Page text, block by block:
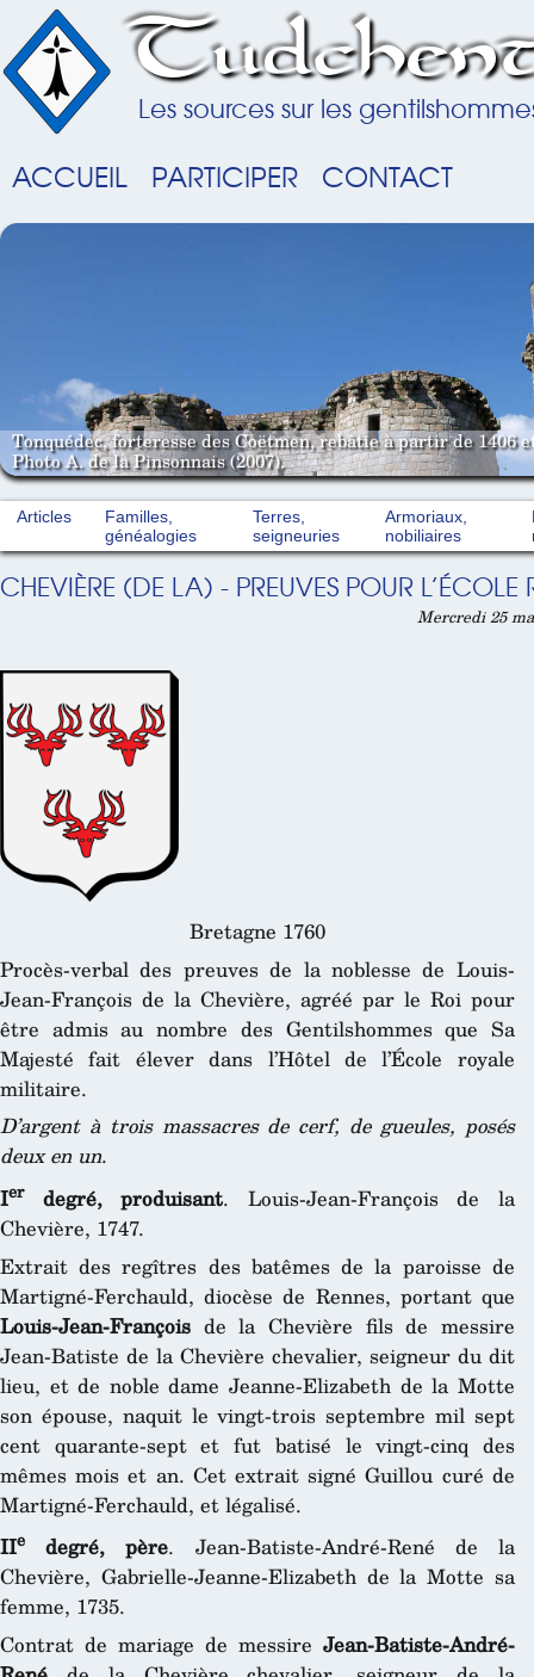
Les sources sur les
ACCUEIL PARTICIPER CONTACT
Tonquédec, forteresse des Coëtmen, rebâtie à partir de 1406
Photo A. de la Pinsonnais (2007).
Articles
Familles,
généalogies
Terres,
seigneuries
Armoriaux,
nobiliaires
CHEVIÈRE (DE LA) - PREUVES POUR
Mercredi 25
Bretagne 1760
Procès-verbal des preuves de la noblesse de Louis-
Jean-François de la Chevière, agréé par le Roi pour
être admis au nombre des Gentilshommes que Sa
Majesté fait élever dans l’Hôtel de l’École royale
militaire.
D’argent à trois massacres de cerf, de gueules, posés
deux en un.
Ierdegré, produisant. Louis-Jean-François de la
Chevière, 1747.
Extrait des regîtres des batêmes de la paroisse de
Martigné-Ferchauld, diocèse de Rennes, portant que
Louis-Jean-François de la Chevière fils de messire
Jean-Batiste de la Chevière chevalier, seigneur du dit
lieu, et de noble dame Jeanne-Elizabeth de la Motte
son épouse, naquit le vingt-trois septembre mil sept
cent quarante-sept et fut batisé le vingt-cinq des
mêmes mois et an. Cet extrait signé Guillou curé de
Martigné-Ferchauld, et légalisé.
IIe degré, père. Jean-Batiste-André-René de la
Chevière, Gabrielle-Jeanne-Elizabeth de la Motte sa
femme, 1735.
Contrat de mariage de messire Jean-Batiste-André-